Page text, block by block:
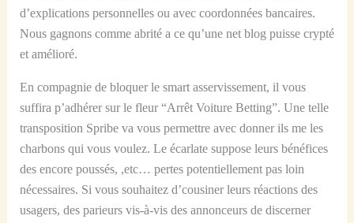
d’explications personnelles ou avec coordonnées bancaires.
Nous gagnons comme abrité a ce qu’une net blog puisse crypté
et amélioré.
En compagnie de bloquer le smart asservissement, il vous
suffira p’adhérer sur le fleur “Arrêt Voiture Betting”. Une telle
transposition Spribe va vous permettre avec donner ils me les
charbons qui vous voulez. Le écarlate suppose leurs bénéfices
des encore poussés, ,etc… pertes potentiellement pas loin
nécessaires. Si vous souhaitez d’cousiner leurs réactions des
usagers, des parieurs vis-à-vis des annonceurs de discerner